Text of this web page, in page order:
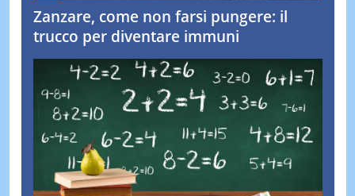
Zanzare, come non farsi pungere: il
trucco per diventare immuni